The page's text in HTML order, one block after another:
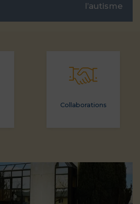
l’autisme
Collaborations